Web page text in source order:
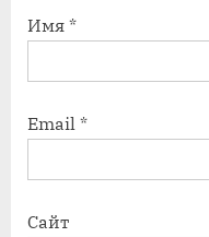
Имя *
Email *
Сайт